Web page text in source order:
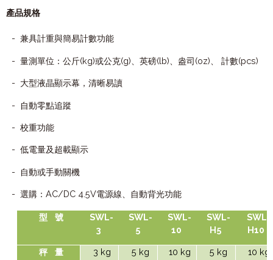
產品規格
-兼具計重與簡易計數功能
-量測單位：公斤(kg)或公克(g) 、英磅(lb) 、盎司 (oz) 計數(pcs)
- 大型液晶顯示幕，清晰易讀
- 自動零點追蹤
-校重功能
-低電量及超載顯示
- 自動或手動關機
-選購：AC/DC 4.5V電源線、自動背光功能
型 號
SWL-
3
SWL-
5
SWL-
10
SWL-
H5
SWL-
H10
秤 量 3 kg 5 kg 10 kg 5 kg 10 kg